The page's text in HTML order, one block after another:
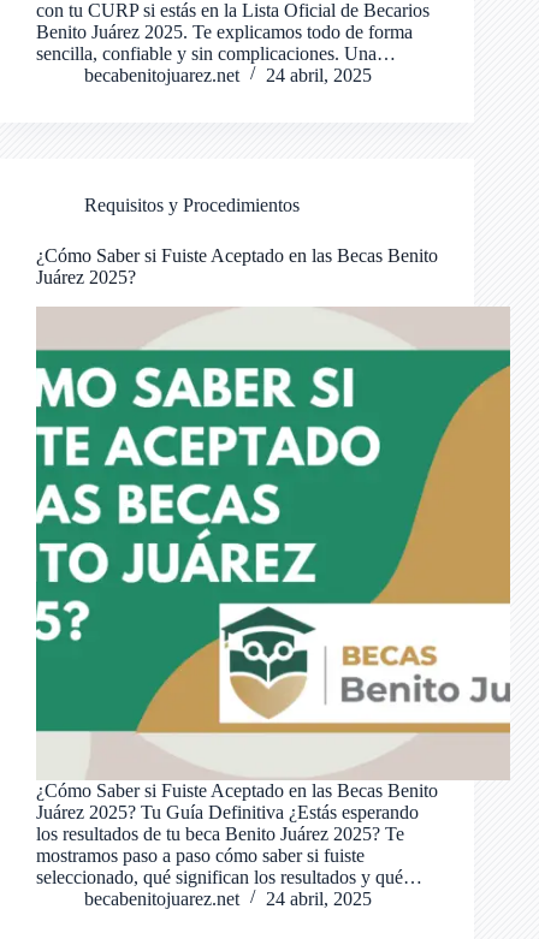
con tu CURP si estás en la Lista Oficial de Becarios
Benito Juárez 2025. Te explicamos todo de forma
sencilla, confiable y sin complicaciones. Una…
becabenitojuarez.net
24 abril, 2025
Requisitos y Procedimientos
¿Cómo Saber si Fuiste Aceptado en las Becas Benito
Juárez 2025?
¿Cómo Saber si Fuiste Aceptado en las Becas Benito
Juárez 2025? Tu Guía Definitiva ¿Estás esperando
los resultados de tu beca Benito Juárez 2025? Te
mostramos paso a paso cómo saber si fuiste
seleccionado, qué significan los resultados y qué…
becabenitojuarez.net
24 abril, 2025